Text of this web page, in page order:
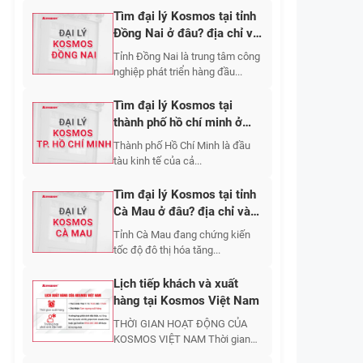
Tìm đại lý Kosmos tại tỉnh
Đồng Nai ở đâu? địa chỉ và
cách liên hệ?
Tỉnh Đồng Nai là trung tâm công
nghiệp phát triển hàng đầu...
Tìm đại lý Kosmos tại
thành phố hồ chí minh ở
đâu? địa chỉ và cách liên
hệ?
Thành phố Hồ Chí Minh là đầu
tàu kinh tế của cả...
Tìm đại lý Kosmos tại tỉnh
Cà Mau ở đâu? địa chỉ và
cách liên hệ?
Tỉnh Cà Mau đang chứng kiến
tốc độ đô thị hóa tăng...
Lịch tiếp khách và xuất
hàng tại Kosmos Việt Nam
THỜI GIAN HOẠT ĐỘNG CỦA
KOSMOS VIỆT NAM Thời gian